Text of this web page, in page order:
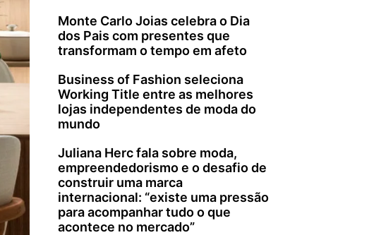
Monte Carlo Joias celebra o Dia
dos Pais com presentes que
transformam o tempo em afeto
Business of Fashion seleciona
Working Title entre as melhores
lojas independentes de moda do
mundo
Juliana Herc fala sobre moda,
empreendedorismo e o desafio de
construir uma marca
internacional: “existe uma pressão
para acompanhar tudo o que
acontece no mercado”